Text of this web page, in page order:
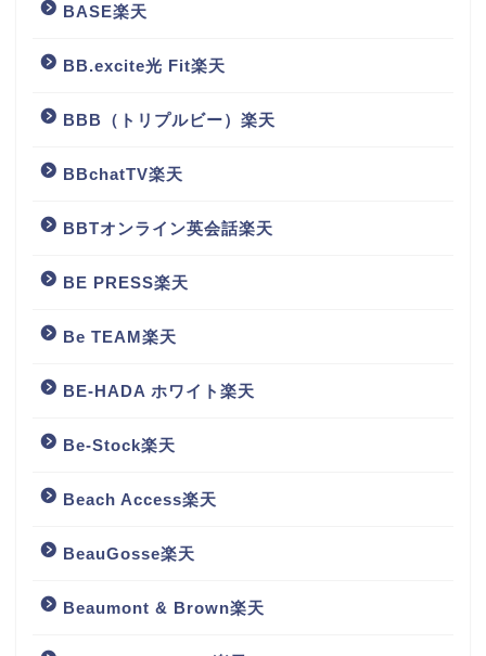
BASE楽天
BB.excite光 Fit楽天
BBB（トリプルビー）楽天
BBchatTV楽天
BBTオンライン英会話楽天
BE PRESS楽天
Be TEAM楽天
BE-HADA ホワイト楽天
Be-Stock楽天
Beach Access楽天
BeauGosse楽天
Beaumont & Brown楽天